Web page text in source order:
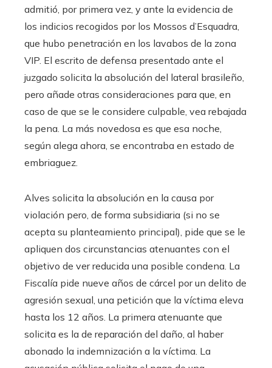
admitió, por primera vez, y ante la evidencia de
los indicios recogidos por los Mossos d’Esquadra,
que hubo penetración en los lavabos de la zona
VIP. El escrito de defensa presentado ante el
juzgado solicita la absolución del lateral brasileño,
pero añade otras consideraciones para que, en
caso de que se le considere culpable, vea rebajada
la pena. La más novedosa es que esa noche,
según alega ahora, se encontraba en estado de
embriaguez.
Alves solicita la absolución en la causa por
violación pero, de forma subsidiaria (si no se
acepta su planteamiento principal), pide que se le
apliquen dos circunstancias atenuantes con el
objetivo de ver reducida una posible condena. La
Fiscalía pide nueve años de cárcel por un delito de
agresión sexual, una petición que la víctima eleva
hasta los 12 años. La primera atenuante que
solicita es la de reparación del daño, al haber
abonado la indemnización a la víctima. La